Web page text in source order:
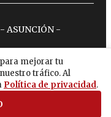
mejorar tu
tráfico. Al
Política de privacidad.
ASUNCIÓN -
spotify